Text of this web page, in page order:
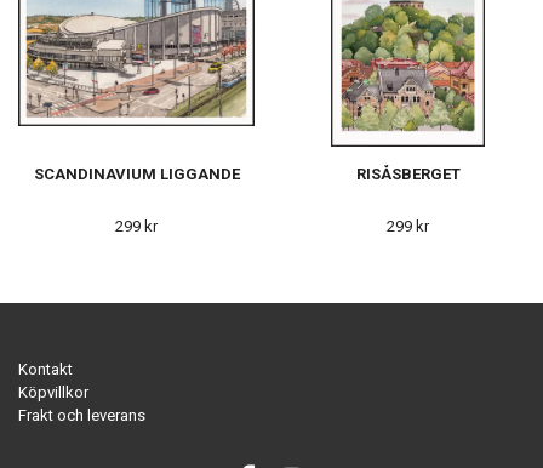
SCANDINAVIUM LIGGANDE
299 kr
RISÅSBERGET
299 kr
Kontakt
Köpvillkor
Frakt och leverans